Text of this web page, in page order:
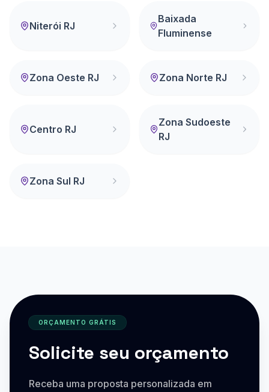
Niterói RJ
Baixada
Fluminense
Zona Oeste RJ Zona Norte RJ
Centro RJ
Zona Sudoeste
RJ
Zona Sul RJ
ORÇAMENTO GRÁTIS
Solicite seu orçamento
Receba uma proposta personalizada em